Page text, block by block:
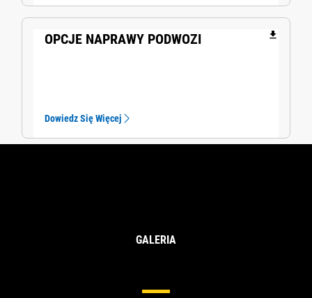
OPCJE NAPRAWY PODWOZI file_download
Dowiedz Się Więcej
GALERIA